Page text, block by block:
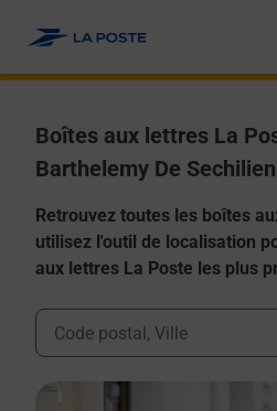
Boîtes aux lettres La
Barthelemy De
Retrouvez toutes les boîtes
utilisez l'outil de localisation
aux lettres La Poste les plus
Ville, Département, Code Postal